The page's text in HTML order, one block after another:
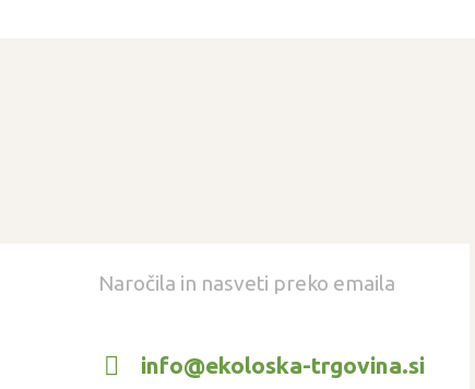
Naročila in nasveti preko emaila
info@ekoloska-trgovina.si